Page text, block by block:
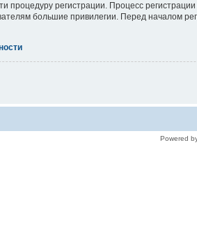
регистрации. Процесс
большие привилегии. Перед началом
Powered